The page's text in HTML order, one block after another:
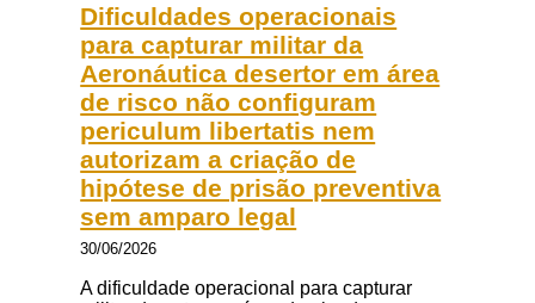
Dificuldades operacionais
para capturar militar da
Aeronáutica desertor em área
de risco não configuram
periculum libertatis nem
autorizam a criação de
hipótese de prisão preventiva
sem amparo legal
30/06/2026
A dificuldade operacional para capturar